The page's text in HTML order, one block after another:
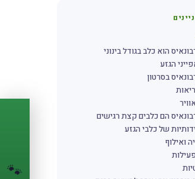
הוא כלב בגודל בינוני
הגזע
בסרטון
הם כלבים קצת רגישים
של כלבי הגזע
ואילוף
🐾
PASSPORT
🐾